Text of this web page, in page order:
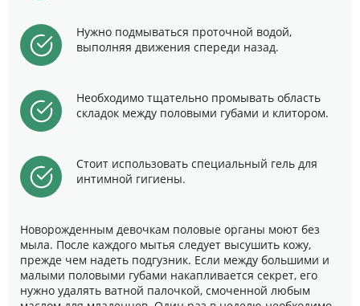
Нужно подмываться проточной водой,
выполняя движения спереди назад.
Необходимо тщательно промывать область
складок между половыми губами и клитором.
Стоит использовать специальный гель для
интимной гигиены.
Новорожденным девочкам половые органы моют без
мыла. После каждого мытья следует высушить кожу,
прежде чем надеть подгузник. Если между большими и
малыми половыми губами накапливается секрет, его
нужно удалять ватной палочкой, смоченной любым